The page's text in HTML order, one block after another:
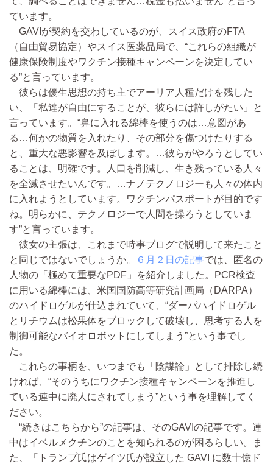
ています。
GAVIが契約を交わしているのが、スイス政府のFTA
（自由貿易協定）やスイス医薬品局で、“これらの組織が
健康保険制度やワクチン接種キャンペーンを決定してい
る”と言っています。
彼らは優生思想の持ち主でアーリア人種だけを残した
い、「私達が自由にすることが、彼らには許しがたい」と
言っています。“鼻に入れる綿棒を使うのは…意図があ
る…何かの物質を入れたり、その部分を傷つけたりする
と、重大な悪影響を及ぼします。…彼らがやろうとしてい
ることは、明確です。人口を削減し、生き残っている人々
を全滅させたいんです。…ナノテクノロジーも人々の体内
に入れようとしています。ワクチンパスポートが目的です
ね。明らかに、テクノロジーで人間を操ろうとしていま
す”と言っています。
彼女の主張は、これまで時事ブログで説明して来たこと
と同じではないでしょうか。
６月２日の記事では、匿名の
人物の「極めて重要なPDF」を紹介しました。PCR検査
に用いる綿棒には、米国国防高等研究計画局（DARPA）
のハイドロゲルが仕込まれていて、“ダーパハイドロゲル
とリチウムは松果体をブロックして破壊し、思考する人を
制御可能なバイオロボットにしてしまう”という事でし
た。
これらの事柄を、いつまでも「陰謀論」として排除し続
ければ、“そのうちにワクチン接種キャンペーンを推進し
ている連中に廃人にされてしまう”という事を理解してく
ださい。
“続きはこちらから”の記事は、そのGAVIの記事です。連
中はイベルメクチンのことを知られるのが困るらしい。ま
た、「トランプ氏はゲイツ氏が設立した GAVI に数十億ド